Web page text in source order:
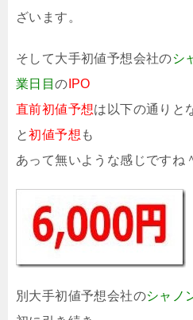
ざいます。
そして大手初値予想会社のシ
業日目の IPO
直前初値予想は以下の通りと
と初値予想 も
あって無いような感じですね
別大手初値予想会社のシャノ